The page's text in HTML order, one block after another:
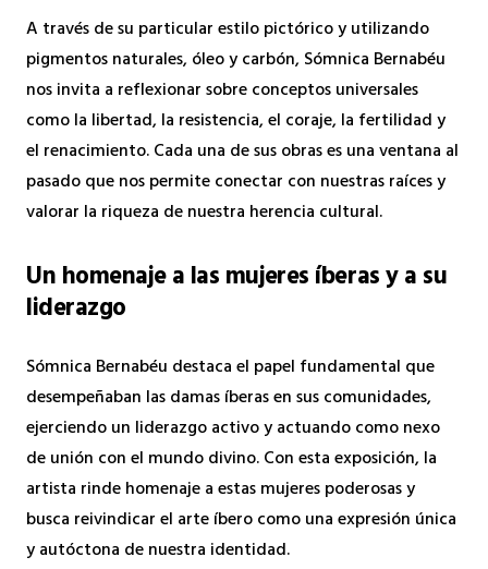
A través de su particular estilo pictórico y utilizando
pigmentos naturales, óleo y carbón, Sómnica Bernabéu
nos invita a reflexionar sobre conceptos universales
como la libertad, la resistencia, el coraje, la fertilidad y
el renacimiento. Cada una de sus obras es una ventana al
pasado que nos permite conectar con nuestras raíces y
valorar la riqueza de nuestra herencia cultural.
Un homenaje a las mujeres íberas y a su
liderazgo
Sómnica Bernabéu destaca el papel fundamental que
desempeñaban las damas íberas en sus comunidades,
ejerciendo un liderazgo activo y actuando como nexo
de unión con el mundo divino. Con esta exposición, la
artista rinde homenaje a estas mujeres poderosas y
busca reivindicar el arte íbero como una expresión única
y autóctona de nuestra identidad.